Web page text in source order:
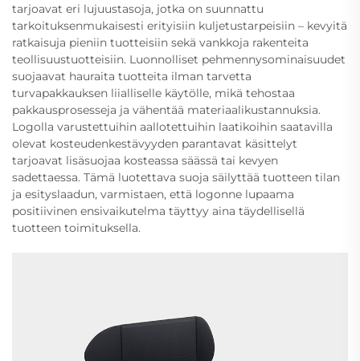
tarjoavat eri lujuustasoja, jotka on suunnattu
tarkoituksenmukaisesti erityisiin kuljetustarpeisiin – kevyitä
ratkaisuja pieniin tuotteisiin sekä vankkoja rakenteita
teollisuustuotteisiin. Luonnolliset pehmennysominaisuudet
suojaavat hauraita tuotteita ilman tarvetta
turvapakkauksen liialliselle käytölle, mikä tehostaa
pakkausprosesseja ja vähentää materiaalikustannuksia.
Logolla varustettuihin aallotettuihin laatikoihin saatavilla
olevat kosteudenkestävyyden parantavat käsittelyt
tarjoavat lisäsuojaa kosteassa säässä tai kevyen
sadettaessa. Tämä luotettava suoja säilyttää tuotteen tilan
ja esityslaadun, varmistaen, että logonne lupaama
positiivinen ensivaikutelma täyttyy aina täydellisellä
tuotteen toimituksella.